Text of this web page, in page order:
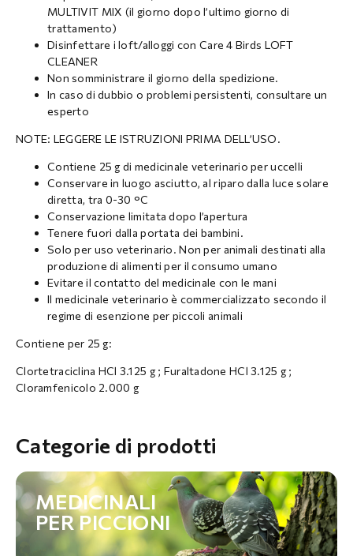
MULTIVIT MIX (il giorno dopo l’ultimo giorno di
trattamento)
Disinfettare i loft/alloggi con Care 4 Birds LOFT
CLEANER
Non somministrare il giorno della spedizione.
In caso di dubbio o problemi persistenti, consultare un
esperto
NOTE: LEGGERE LE ISTRUZIONI PRIMA DELL’USO.
Contiene 25 g di medicinale veterinario per uccelli
Conservare in luogo asciutto, al riparo dalla luce solare
diretta, tra 0-30 °C
Conservazione limitata dopo l’apertura
Tenere fuori dalla portata dei bambini.
Solo per uso veterinario. Non per animali destinati alla
produzione di alimenti per il consumo umano
Evitare il contatto del medicinale con le mani
Il medicinale veterinario è commercializzato secondo il
regime di esenzione per piccoli animali
Contiene per 25 g:
Clortetraciclina HCl 3.125 g ; Furaltadone HCl 3.125 g ;
Cloramfenicolo 2.000 g
Categorie di prodotti
MEDICINALI
PER PICCIONI